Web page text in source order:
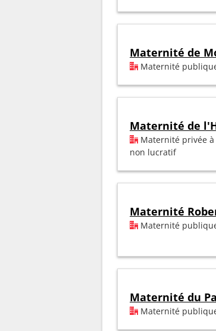
Maternité de
Maternité
Maternité de
Maternité privée
non lucratif
Maternité
Maternité
Maternité du
Maternité